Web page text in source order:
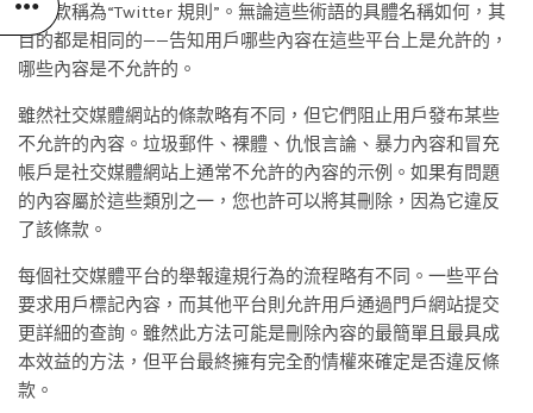
的條款稱為“Twitter 規則”。無論這些術語的具體名稱如何，其
目的都是相同的——告知用戶哪些內容在這些平台上是允許的，
哪些內容是不允許的。
雖然社交媒體網站的條款略有不同，但它們阻止用戶發布某些
不允許的內容。垃圾郵件、裸體、仇恨言論、暴力內容和冒充
帳戶是社交媒體網站上通常不允許的內容的示例。如果有問題
的內容屬於這些類別之一，您也許可以將其刪除，因為它違反
了該條款。
每個社交媒體平台的舉報違規行為的流程略有不同。一些平台
要求用戶標記內容，而其他平台則允許用戶通過門戶網站提交
更詳細的查詢。雖然此方法可能是刪除內容的最簡單且最具成
本效益的方法，但平台最終擁有完全酌情權來確定是否違反條
款。